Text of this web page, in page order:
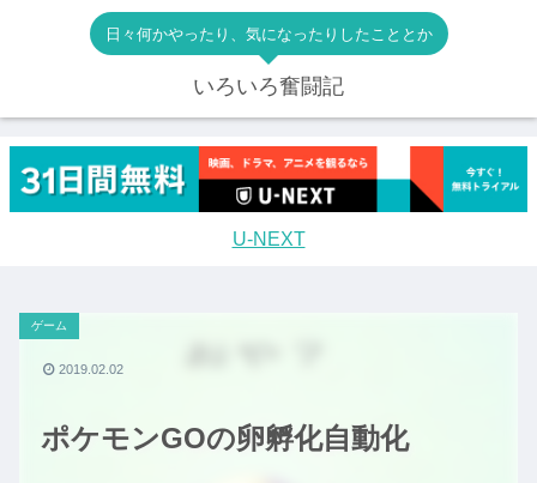
日々何かやったり、気になったりしたこととか
いろいろ奮闘記
U-NEXT
ポケモンGOの卵孵化自動化
ゲーム
2019.02.02